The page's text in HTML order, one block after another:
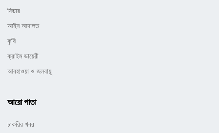
ফিচার
আইন আদালত
কৃষি
ক্রাইম ডায়েরী
আবহাওয়া ও জলবায়ূ
আরো পাতা
চাকরির খবর